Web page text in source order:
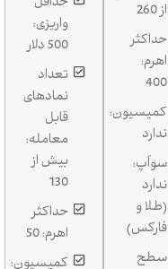
از 260
حداکثر
اهرم:
400
کمیسیون:
ندارد
سواَپ:
ندارد
(طلا و
فارکس)
سطح
حداقل
واریزی:
500 دلار
تعداد
نمادهای
قابل
معامله:
بیش از
130
حداکثر
اهرم: 50
کمیسیون: